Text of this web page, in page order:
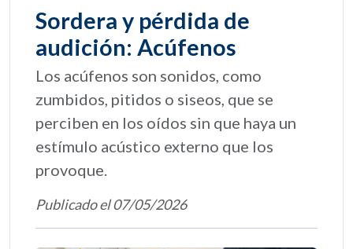
Sordera y pérdida de
audición: Acúfenos
Los acúfenos son sonidos, como
zumbidos, pitidos o siseos, que se
perciben en los oídos sin que haya un
estímulo acústico externo que los
provoque.
Publicado el 07/05/2026